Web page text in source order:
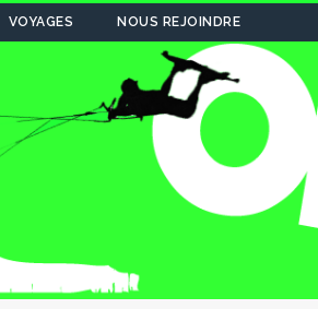
VOYAGES NOUS REJOINDRE